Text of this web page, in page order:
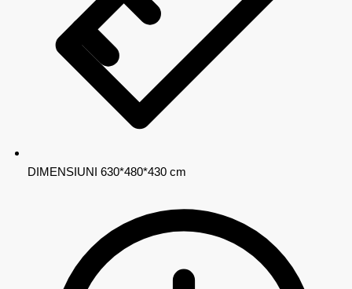
DIMENSIUNI 630*480*430 cm